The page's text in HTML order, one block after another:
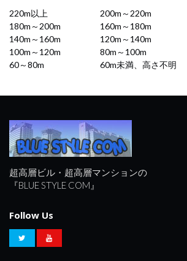
220m以上
200m～220m
180m～200m
160m～180m
140m～160m
120m～140m
100m～120m
80m～100m
60～80m
60m未満、高さ不明
超高層ビル・超高層マンションの
『BLUE STYLE COM』
Follow Us